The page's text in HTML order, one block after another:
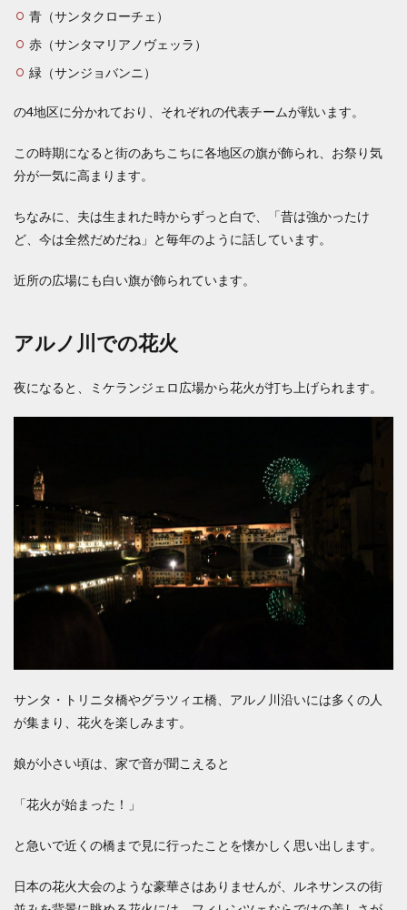
青（サンタクローチェ）
赤（サンタマリアノヴェッラ）
緑（サンジョバンニ）
の4地区に分かれており、それぞれの代表チームが戦います。
この時期になると街のあちこちに各地区の旗が飾られ、お祭り気
分が一気に高まります。
ちなみに、夫は生まれた時からずっと白で、「昔は強かったけ
ど、今は全然だめだね」と毎年のように話しています。
近所の広場にも白い旗が飾られています。
アルノ川での花火
夜になると、ミケランジェロ広場から花火が打ち上げられます。
サンタ・トリニタ橋やグラツィエ橋、アルノ川沿いには多くの人
が集まり、花火を楽しみます。
娘が小さい頃は、家で音が聞こえると
「花火が始まった！」
と急いで近くの橋まで見に行ったことを懐かしく思い出します。
日本の花火大会のような豪華さはありませんが、ルネサンスの街